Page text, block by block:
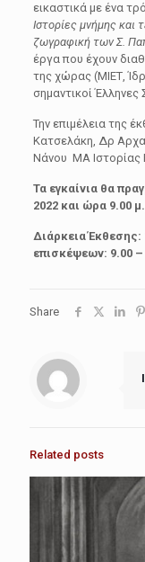
εικαστικά με ένα
Ιστορίες μνήμης και
ζωγραφική των Σ.
έργα που έχουν
της χώρας (ΜΙΕΤ,
σημαντικοί Έλληνες
Την επιμέλεια της
Κατσελάκη, Δρ
Νάνου ΜΑ Ιστορίας
Τα εγκαίνια θα
2022 και ώρα 9.00
Διάρκεια Έκθεσης:
επισκέψεων: 9.00 –
Share
Related posts